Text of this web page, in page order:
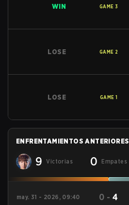
WIN GAME 3
LOSE GAME 2
LOSE GAME 1
ENFRENTAMIENTOS ANTERIORES
9 Victorias 0 Empates
may. 31 - 2026, 09:40 0 -4